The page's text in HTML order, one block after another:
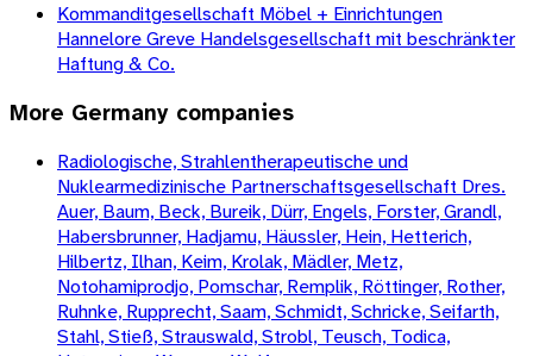
Kommanditgesellschaft Möbel + Einrichtungen
Hannelore Greve Handelsgesellschaft mit beschränkter
Haftung & Co.
More Germany companies
Radiologische, Strahlentherapeutische und
Nuklearmedizinische Partnerschaftsgesellschaft Dres.
Auer, Baum, Beck, Bureik, Dürr, Engels, Forster, Grandl,
Habersbrunner, Hadjamu, Häussler, Hein, Hetterich,
Hilbertz, Ilhan, Keim, Krolak, Mädler, Metz,
Notohamiprodjo, Pomschar, Remplik, Röttinger, Rother,
Ruhnke, Rupprecht, Saam, Schmidt, Schricke, Seifarth,
Stahl, Stieß, Strauswald, Strobl, Teusch, Todica,